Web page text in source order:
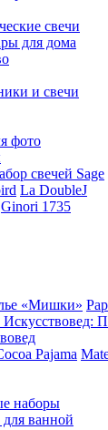
свечи
для дома
и свечи
фото
свечей Sage
La DoubleJ
Ginori 1735
«Мишки»
Pajama
наборы
для ванной